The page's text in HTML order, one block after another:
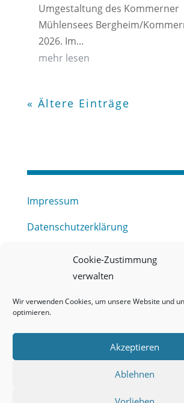
Cookie-Zustimmung
verwalten
Wir verwenden Cookies, um unsere Website und
optimieren.
Akzeptieren
Ablehnen
Umgestaltung des Kommerner
Mühlensees Bergheim/
2026. Im...
mehr lesen
« Ältere Einträge
Impressum
Datenschutzerklärung
Haftungsausschluss
Barrierefreiheitserklärung
Meldestelle (HinSchG) des
Onlineportal